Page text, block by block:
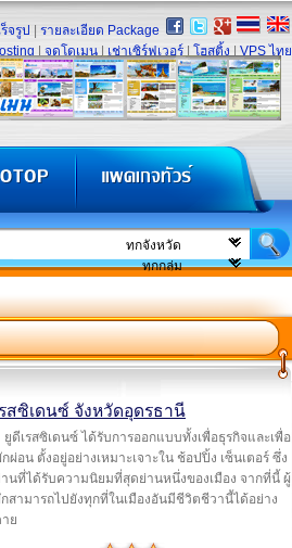
จรูป
รายละเอียด Package
จดโดเมน เช่าเซิร์ฟเวอร์ โฮสติ้ง VPS ไทย
สซิเดนซ์ จังหวัดอุดรธานี
ยูดีเรสซิเดนซ์ ได้รับการออกแบบทั้งเพื่อธุรกิจและเพื่อ
ผ่อน ตั้งอยู่อย่างเหมาะเจาะใน ช้อปปิ้ง เซ็นเตอร์ ซึ่ง
านที่ได้รับความนิยมที่สุดย่านหนึ่งของเมือง จากที่นี้ ผู้
กสามารถไปยังทุกที่ในเมืองอันมีชีวิตชีวานี้ได้อย่าง
ย